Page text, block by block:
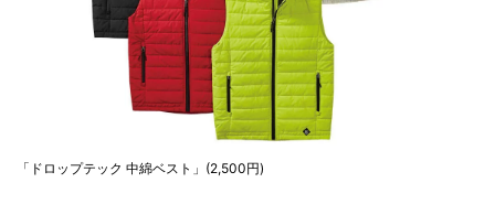
「ドロップテック 中綿ベスト」(2,500円)